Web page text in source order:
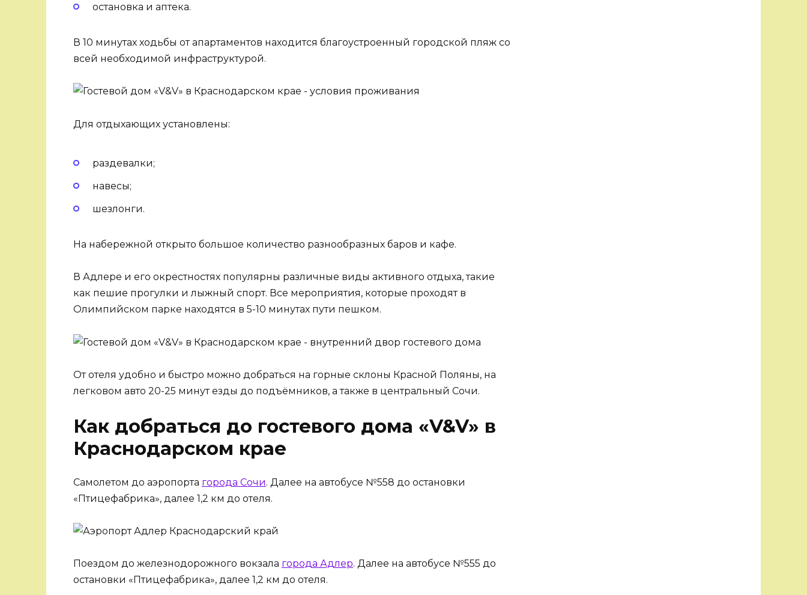
остановка и аптека.
В 10 минутах ходьбы от апартаментов находится благоустроенный городской пляж со
всей необходимой инфраструктурой.
Для отдыхающих установлены:
раздевалки;
навесы;
шезлонги.
На набережной открыто большое количество разнообразных баров и кафе.
В Адлере и его окрестностях популярны различные виды активного отдыха, такие
как пешие прогулки и лыжный спорт. Все мероприятия, которые проходят в
Олимпийском парке находятся в 5-10 минутах пути пешком.
От отеля удобно и быстро можно добраться на горные склоны Красной Поляны, на
легковом авто 20-25 минут езды до подъёмников, а также в центральный Сочи.
Как добраться до гостевого дома «V&V» в
Краснодарском крае
Самолетом до аэропорта города Сочи. Далее на автобусе №558 до остановки
«Птицефабрика», далее 1,2 км до отеля.
Поездом до железнодорожного вокзала города Адлер. Далее на автобусе №555 до
остановки «Птицефабрика», далее 1,2 км до отеля.